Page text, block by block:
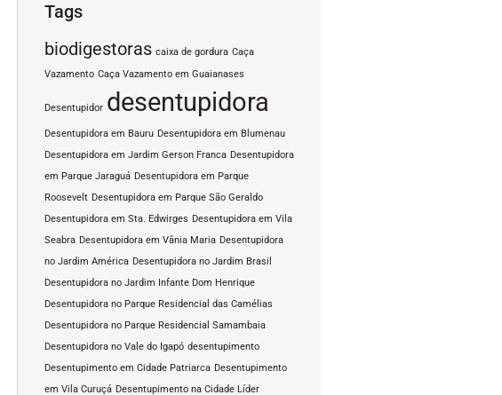
Tags
biodigestoras caixa de gordura Caça
Vazamento Caça Vazamento em Guaianases
Desentupidor desentupidora
Desentupidora em Bauru Desentupidora em Blumenau
Desentupidora em Jardim Gerson Franca Desentupidora
em Parque Jaraguá Desentupidora em Parque
Roosevelt Desentupidora em Parque São Geraldo
Desentupidora em Sta. Edwirges Desentupidora em Vila
Seabra Desentupidora em Vânia Maria Desentupidora
no Jardim América Desentupidora no Jardim Brasil
Desentupidora no Jardim Infante Dom Henrique
Desentupidora no Parque Residencial das Camélias
Desentupidora no Parque Residencial Samambaia
Desentupidora no Vale do Igapó desentupimento
Desentupimento em Cidade Patriarca Desentupimento
em Vila Curuçá Desentupimento na Cidade Líder